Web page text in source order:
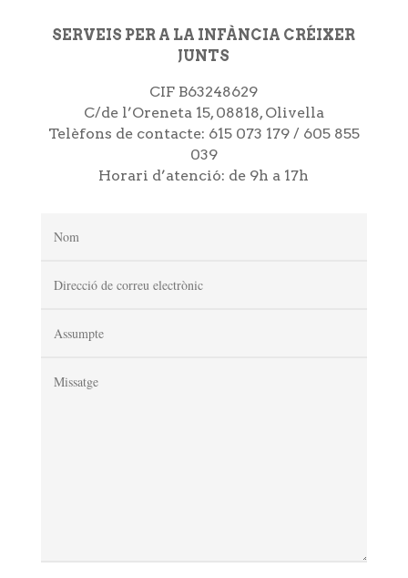
SERVEIS PER A LA INFÀNCIA CRÉIXER
JUNTS
CIF B63248629
C/de l’Oreneta 15, 08818, Olivella
Telèfons de contacte: 615 073 179 / 605 855
039
Horari d’atenció: de 9h a 17h